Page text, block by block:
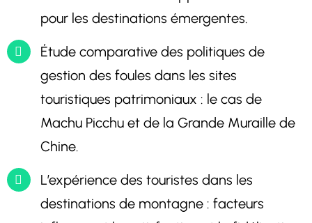
pour les destinations émergentes.
Étude comparative des politiques de
gestion des foules dans les sites
touristiques patrimoniaux : le cas de
Machu Picchu et de la Grande Muraille de
Chine.
L’expérience des touristes dans les
destinations de montagne : facteurs